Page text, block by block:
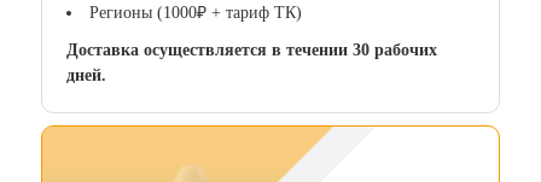
Регионы (1000₽ + тариф ТК)
Доставка осуществляется в течении 30 рабочих
дней.